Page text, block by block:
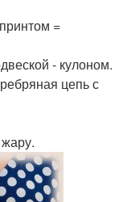
=
- кулоном.
цепь с